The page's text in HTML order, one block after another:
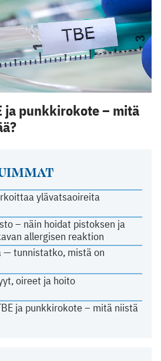
ylävatsaoireita
– näin hoidat pistoksen ja
allergisen reaktion
— tunnistatko, mistä on
oireet ja hoito
ja punkkirokote – mitä niistä
ja punkkirokote – mitä